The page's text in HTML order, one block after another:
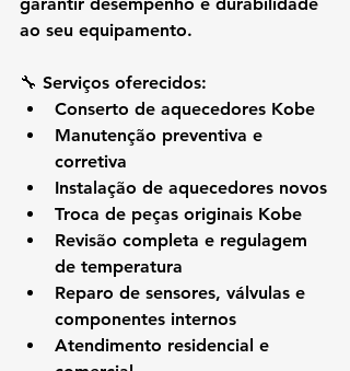
ao seu equipamento.
🔧 Serviços oferecidos:
Conserto de aquecedores Kobe
Manutenção preventiva e
corretiva
Instalação de aquecedores novos
Troca de peças originais Kobe
Revisão completa e regulagem
de temperatura
Reparo de sensores, válvulas e
componentes internos
Atendimento residencial e